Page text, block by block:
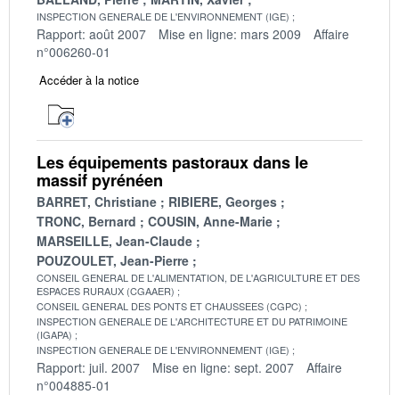
INSPECTION GENERALE DE L'ENVIRONNEMENT (IGE)
Rapport: août 2007 Mise en ligne: mars 2009
Affaire
n°006260-01
Accéder à la notice
Les équipements pastoraux dans le
massif pyrénéen
BARRET, Christiane
RIBIERE, Georges
TRONC, Bernard
COUSIN, Anne-Marie
MARSEILLE, Jean-Claude
POUZOULET, Jean-Pierre
CONSEIL GENERAL DE L'ALIMENTATION, DE L'AGRICULTURE ET DES
ESPACES RURAUX (CGAAER)
CONSEIL GENERAL DES PONTS ET CHAUSSEES (CGPC)
INSPECTION GENERALE DE L'ARCHITECTURE ET DU PATRIMOINE
(IGAPA)
INSPECTION GENERALE DE L'ENVIRONNEMENT (IGE)
Rapport: juil. 2007 Mise en ligne: sept. 2007
Affaire
n°004885-01